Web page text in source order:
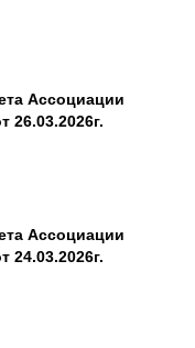
Ассоциации
26.03.2026г.
Ассоциации
24.03.2026г.